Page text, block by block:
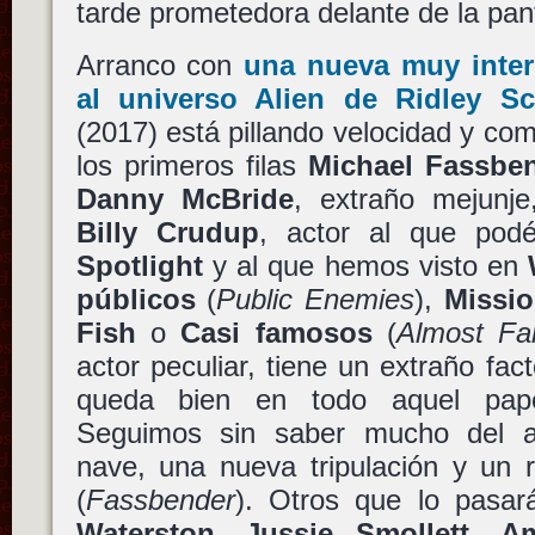
tarde prometedora delante de la
Arranco con una nueva muy
al universo Alien de Ridley
(2017) está pillando velocidad y
los primeros filas Michael
Danny McBride, extraño
Billy Crudup, actor al que
Spotlighty al que hemos visto en
públicos(Public Enemies),
Fish o Casi famosos(Almost
actor peculiar, tiene un extraño
queda bien en todo aquel
Seguimos sin saber mucho del
nave, una nueva tripulación y un
(Fassbender). Otros que lo